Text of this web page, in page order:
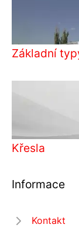
Základní
Křesla
Informace
Kontakt